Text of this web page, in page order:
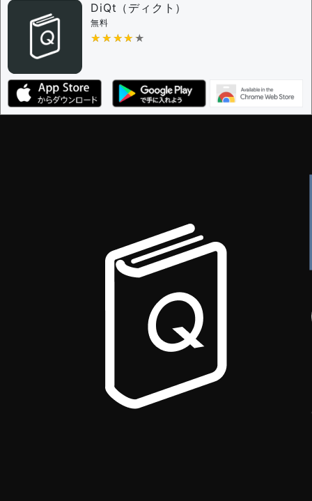
DiQt（ディクト）
無料
★★★★★
★★★★★